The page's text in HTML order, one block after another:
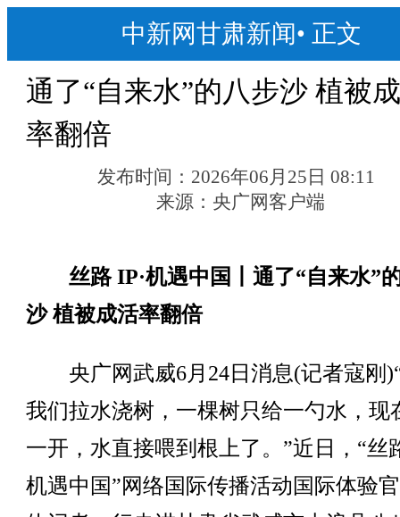
中新网甘肃新闻• 正文
通了“自来水”的八步沙 植被
率翻倍
发布时间： 2026年06月25日 08:11
来源： 央广网客户端
丝路 IP·机遇中国丨通了“自来水”
沙 植被成活率翻倍
央广网武威6月24日消息(记者寇刚
我们拉水浇树，一棵树只给一勺水，现
一开，水直接喂到根上了。”近日，“丝
机遇中国”网络国际传播活动国际体验